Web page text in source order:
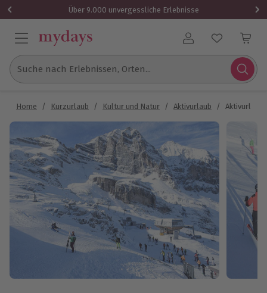
Über 9.000 unvergessliche Erlebnisse
Benutzerkonto
Suche nach Erlebnissen, Orten...
Home / Kurzurlaub / Kultur und Natur / Aktivurlaub / Aktivurlaub